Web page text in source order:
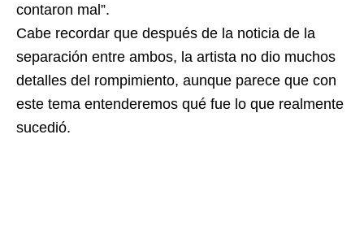
contaron mal”.
Cabe recordar que después de la noticia de la
separación entre ambos, la artista no dio muchos
detalles del rompimiento, aunque parece que con
este tema entenderemos qué fue lo que realmente
sucedió.